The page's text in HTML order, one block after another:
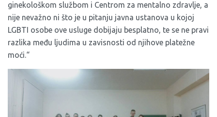
ginekološkom službom i Centrom za mentalno zdravlje, a
nije nevažno ni što je u pitanju javna ustanova u kojoj
LGBTI osobe ove usluge dobijaju besplatno, te se ne pravi
razlika među ljudima u zavisnosti od njihove platežne
moći.“